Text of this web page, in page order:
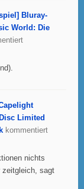
Bluray-
World: Die
Limited
kommentiert
nichts
zeitgleich, sagt